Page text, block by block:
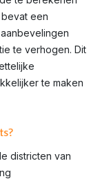
een
te verhogen. Dit
te maken
districten van